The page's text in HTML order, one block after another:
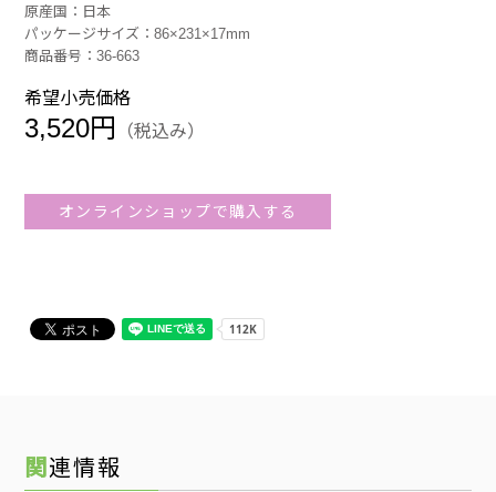
原産国：日本
パッケージサイズ：86×231×17mm
商品番号：36-663
希望小売価格
3,520円 （税込み）
オンラインショップで購入する
関連情報